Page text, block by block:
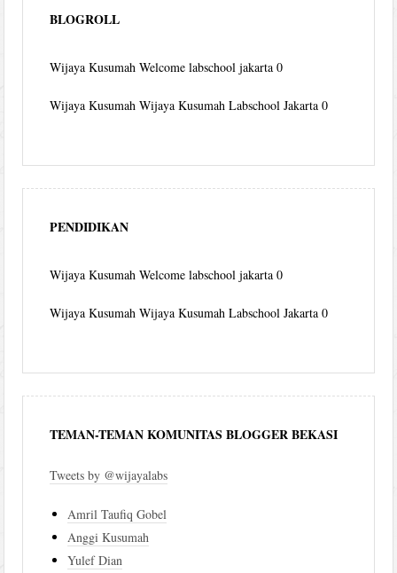
BLOGROLL
Wijaya Kusumah Welcome labschool jakarta 0
Wijaya Kusumah Wijaya Kusumah Labschool Jakarta 0
PENDIDIKAN
Wijaya Kusumah Welcome labschool jakarta 0
Wijaya Kusumah Wijaya Kusumah Labschool Jakarta 0
TEMAN-TEMAN KOMUNITAS BLOGGER BEKASI
Tweets by @wijayalabs
Amril Taufiq Gobel
Anggi Kusumah
Yulef Dian